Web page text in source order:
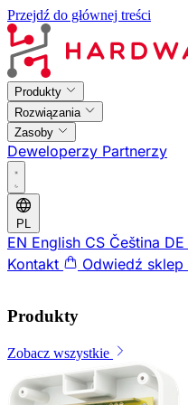
Przejdź do głównej treści
Produkty
Rozwiązania
Zasoby
Deweloperzy Partnerzy
PL
EN English CS Čeština DE
Kontakt
Odwiedź sklep
Produkty
Zobacz wszystkie